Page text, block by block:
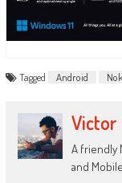
Tagged Android
Victor
A friendly
and